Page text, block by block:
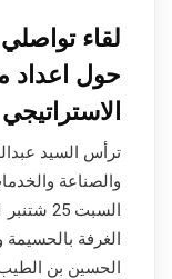
لقاء
حول
الاستراتيجي 2021-2027
ترأس السيد
والصناعة
الغرفة
الحسين بن